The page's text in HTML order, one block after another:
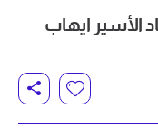
الأسير ايهاب